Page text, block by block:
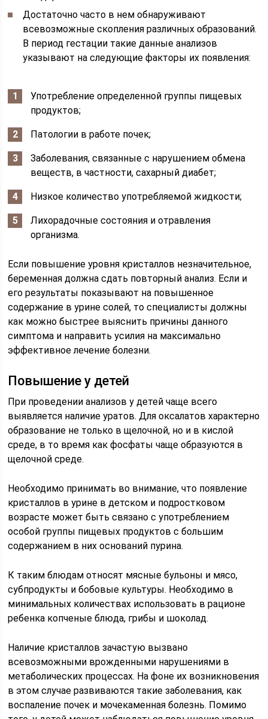
Достаточно часто в нем обнаруживают
всевозможные скопления различных образований.
В период гестации такие данные анализов
указывают на следующие факторы их появления:
Употребление определенной группы пищевых
продуктов;
Патологии в работе почек;
Заболевания, связанные с нарушением обмена
веществ, в частности, сахарный диабет;
Низкое количество употребляемой жидкости;
Лихорадочные состояния и отравления
организма.
Если повышение уровня кристаллов незначительное,
беременная должна сдать повторный анализ. Если и
его результаты показывают на повышенное
содержание в урине солей, то специалисты должны
как можно быстрее выяснить причины данного
симптома и направить усилия на максимально
эффективное лечение болезни.
Повышение у детей
При проведении анализов у детей чаще всего
выявляется наличие уратов. Для оксалатов характерно
образование не только в щелочной, но и в кислой
среде, в то время как фосфаты чаще образуются в
щелочной среде.
Необходимо принимать во внимание, что появление
кристаллов в урине в детском и подростковом
возрасте может быть связано с употреблением
особой группы пищевых продуктов с большим
содержанием в них оснований пурина.
К таким блюдам относят мясные бульоны и мясо,
субпродукты и бобовые культуры. Необходимо в
минимальных количествах использовать в рационе
ребенка копченые блюда, грибы и шоколад.
Наличие кристаллов зачастую вызвано
всевозможными врожденными нарушениями в
метаболических процессах. На фоне их возникновения
в этом случае развиваются такие заболевания, как
воспаление почек и мочекаменная болезнь. Помимо